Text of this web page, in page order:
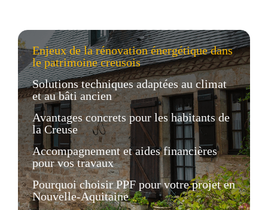
Enjeux de la rénovation énergétique dans
le patrimoine creusois
Solutions techniques adaptées au climat
et au bâti ancien
Avantages concrets pour les habitants de
la Creuse
Accompagnement et aides financières
pour vos travaux
Pourquoi choisir PPF pour votre projet en
Nouvelle-Aquitaine